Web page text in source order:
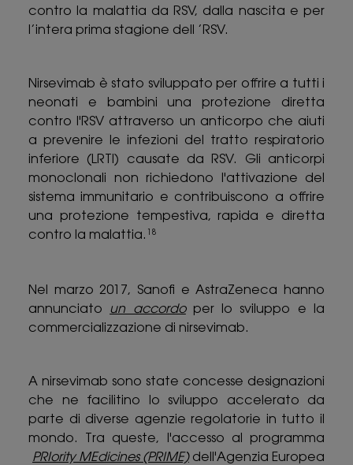
contro la malattia da RSV, dalla nascita e per
l’intera prima stagione dell ’RSV.
Nirsevimab è stato sviluppato per offrire a tutti i
neonati e bambini una protezione diretta
contro l'RSV attraverso un anticorpo che aiuti
a prevenire le infezioni del tratto respiratorio
inferiore (LRTI) causate da RSV. Gli anticorpi
monoclonali non richiedono l'attivazione del
sistema immunitario e contribuiscono a offrire
una protezione tempestiva, rapida e diretta
contro la malattia.
18
Nel marzo 2017, Sanofi e AstraZeneca hanno
annunciato un accordoper lo sviluppo e la
commercializzazione di nirsevimab.
A nirsevimab sono state concesse designazioni
che ne facilitino lo sviluppo accelerato da
parte di diverse agenzie regolatorie in tutto il
mondo. Tra queste, l'accesso al programma
PRIority MEdicines (PRIME)dell'Agenzia Europea